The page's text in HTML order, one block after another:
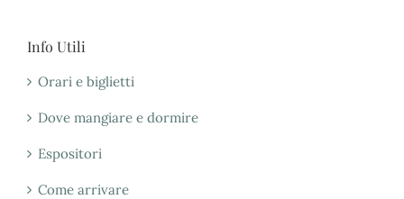
Info Utili
Orari e biglietti
Dove mangiare e dormire
Espositori
Come arrivare